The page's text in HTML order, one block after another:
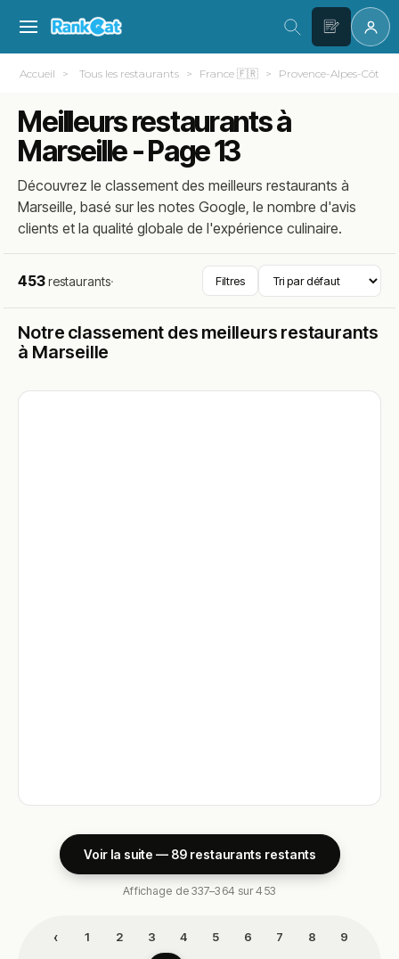
Accueil Tous les restaurants France 🇫🇷 Provence-Alpes-Côte
Meilleurs restaurants à
Marseille - Page 13
Découvrez le classement des meilleurs restaurants à
Marseille, basé sur les notes Google, le nombre d'avis
clients et la qualité globale de l'expérience culinaire.
453restaurants· Filtres
Notre classement des meilleurs restaurants
à Marseille
Voir la suite — 89 restaurants restants
Affichage de 337–364 sur 453
‹ 1 2 3 4 5 6 7 8 9